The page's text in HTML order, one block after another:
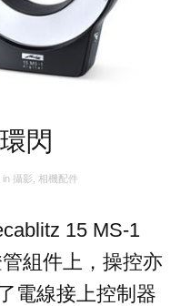
閃
in 攝影, 相機配件
15 MS-1
組件上，操控亦
電線接上控制器